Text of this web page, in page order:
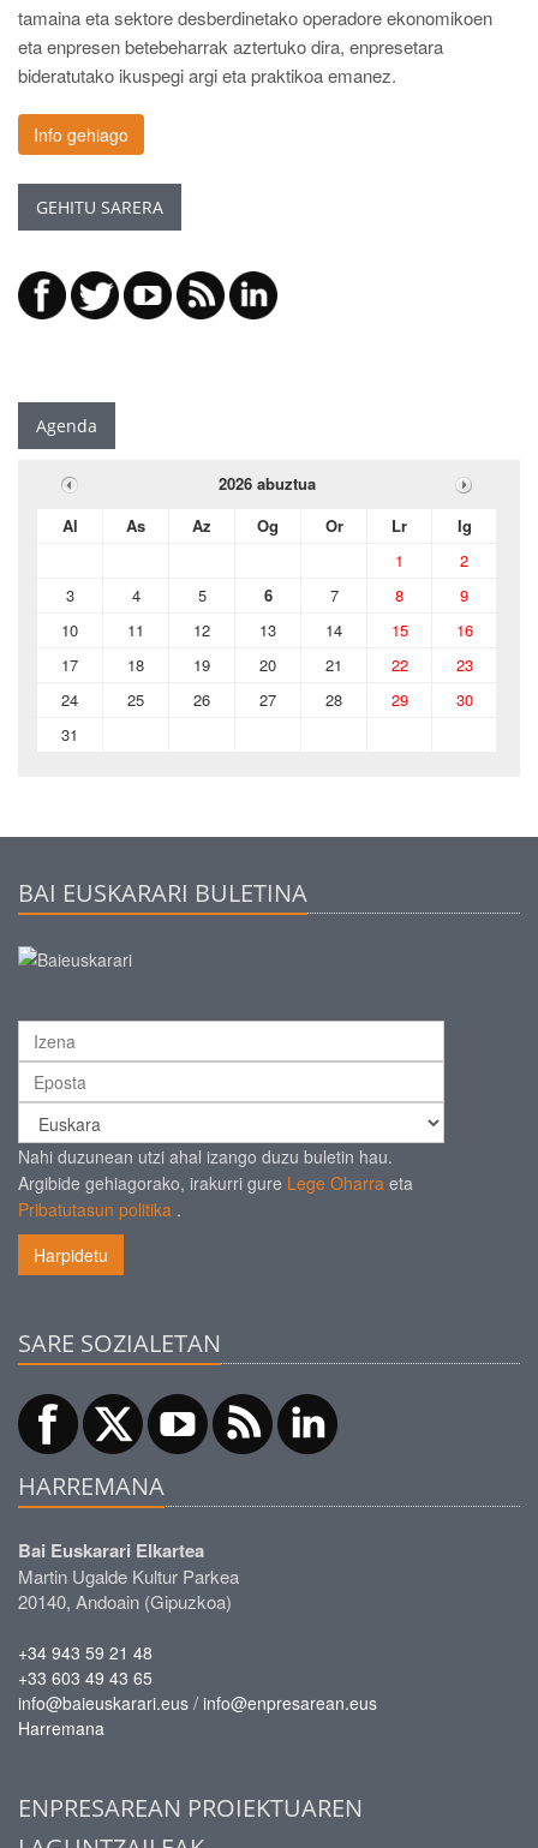
tamaina eta sektore desberdinetako operadore ekonomikoen
eta enpresen betebeharrak aztertuko dira, enpresetara
bideratutako ikuspegi argi eta praktikoa emanez.
Info gehiago
GEHITU SARERA
Agenda
2026 abuztua
Al
As Az Og Or Lr
Ig
1
2
3
4 5 6 7 8
9
10
11 12 13 14 15
16
17
18 19 20 21 22
23
24
25 26 27 28 29
30
31
BAI EUSKARARI BULETINA
Nahi duzunean utzi ahal izango duzu buletin hau.
Argibide gehiagorako, irakurri gure Lege Oharra eta
Pribatutasun politika .
Harpidetu
SARE SOZIALETAN
HARREMANA
Bai Euskarari Elkartea
Martin Ugalde Kultur Parkea
20140, Andoain (Gipuzkoa)
+34 943 59 21 48
+33 603 49 43 65
info@baieuskarari.eus / info@enpresarean.eus
Harremana
ENPRESAREAN PROIEKTUAREN